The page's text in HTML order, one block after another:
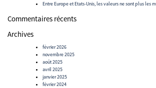
Entre Europe et Etats-Unis, les valeurs ne sont plus les
Commentaires récents
Archives
février 2026
novembre 2025
août 2025
avril 2025
janvier 2025
février 2024